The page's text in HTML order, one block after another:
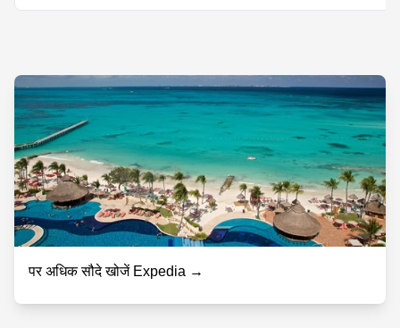
पर अधिक सौदे खोजें Expedia →